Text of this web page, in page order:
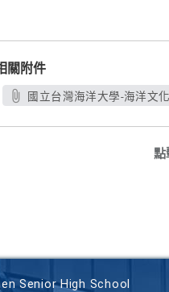
關附件
國立台灣海洋大學-海洋文
點
Senior High School